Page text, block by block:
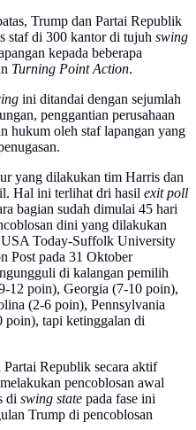
Trump dan Partai Republik
staf di 300 kantor di tujuh swing
kepada beberapa
Turning Point Action.
ini ditandai dengan sejumlah
penggantian perusahaan
hukum oleh staf lapangan yang
yang dilakukan tim Harris dan
Hal ini terlihat dri hasil exit poll
bagian sudah dimulai 45 hari
dini yang dilakukan
Today-Suffolk University
Post pada 31 Oktober
di kalangan pemilih
12 poin), Georgia (7-10 poin),
(2-6 poin), Pennsylvania
poin), tapi ketinggalan di
Republik secara aktif
pencoblosan awal
di swing state pada fase ini
Trump di pencoblosan